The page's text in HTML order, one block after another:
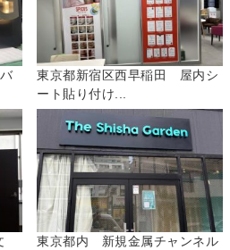
東京都新宿区西早稲田 屋内シ
ート貼り付け...
東京都内 新規金属チャンネル